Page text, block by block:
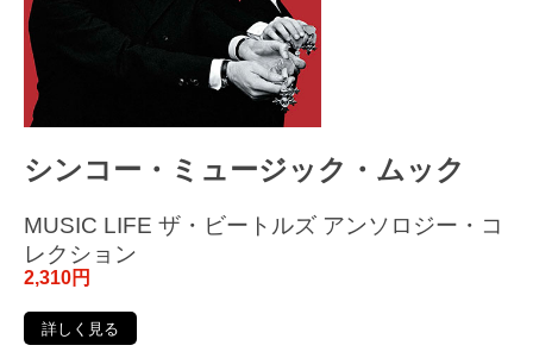
シンコー・ミュージック・ムック
MUSIC LIFE ザ・ビートルズ アンソロジー・コ
レクション
2,310円
詳しく見る